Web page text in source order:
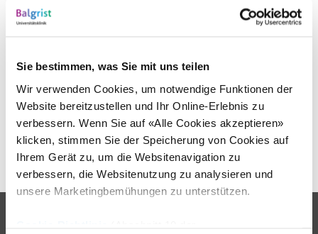
Sie bestimmen, was Sie mit uns teilen
Wir verwenden Cookies, um notwendige Funktionen der
Website bereitzustellen und Ihr Online-Erlebnis zu
verbessern. Wenn Sie auf «Alle Cookies akzeptieren»
klicken, stimmen Sie der Speicherung von Cookies auf
Ihrem Gerät zu, um die Websitenavigation zu
verbessern, die Websitenutzung zu analysieren und
unsere Marketingbemühungen zu unterstützen.
Kontakt
folgende E-Mail-Adresse:
portal@balgrist.ch